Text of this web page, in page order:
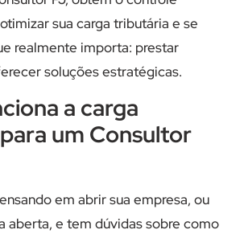
sua carga tributária e se
realmente importa: prestar
soluções estratégicas.
a carga
um Consultor
em abrir sua empresa, ou
aberta, e tem dúvidas sobre como